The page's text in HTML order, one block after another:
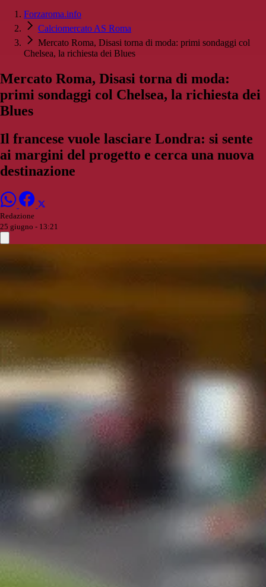
Forzaroma.info
Calciomercato AS Roma
Mercato Roma, Disasi torna di moda: primi sondaggi col
Chelsea, la richiesta dei Blues
Mercato Roma, Disasi torna di moda:
primi sondaggi col Chelsea, la richiesta dei
Blues
Il francese vuole lasciare Londra: si sente
ai margini del progetto e cerca una nuova
destinazione
Redazione
25 giugno - 13:21